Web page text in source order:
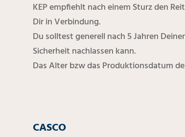
KEP empfiehlt nach einem Sturz den
Dir in Verbindung.
Du solltest generell nach 5 Jahren
Sicherheit nachlassen kann.
Das Alter bzw das Produktionsdatum
CASCO